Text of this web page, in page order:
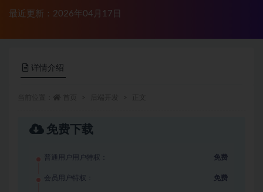
最近更新：2026年04月17日
详情介绍
免费下载
普通用户用户特权： 免费
会员用户特权： 免费